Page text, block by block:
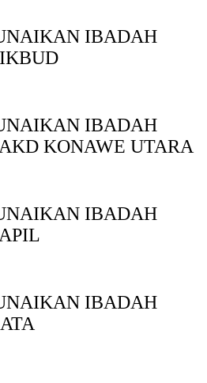
IBADAH
IBADAH
KONAWE UTARA
IBADAH
IBADAH